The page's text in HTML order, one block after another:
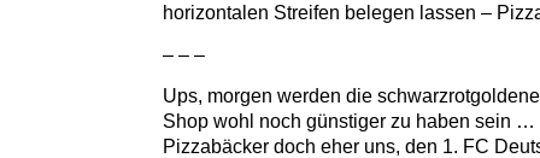
horizontalen Streifen belegen lassen –
– – –
Ups, morgen werden die
Shop wohl noch günstiger zu haben sein …
Pizzabäcker doch eher uns, den 1. FC